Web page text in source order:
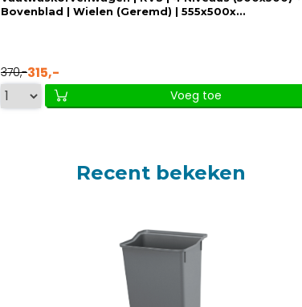
Bovenblad | Wielen (Geremd) | 555x500x...
370,-315,-
Voeg toe
Recent bekeken